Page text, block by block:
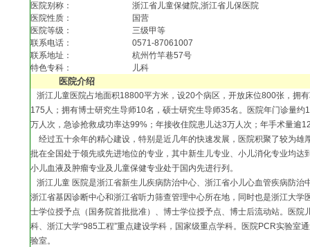
医院别称：
浙江省儿童保健院,浙江省儿保医院
医院性质：
国营
医院等级：
三级甲等
联系电话：
0571-87061007
联系地址：
杭州竹竿巷57号
特色专科：
儿科
医院介绍
浙江儿童医院占地面积18800平方米，设20个病区，开放床位800张，拥
175人；拥有博士研究生导师10名，硕士研究生导师35名。医院年门诊量约
万人次，急诊抢救成功率达99%；年接收住院患儿达3万人次；年手术量逾
经过五十余年的精心建设，特别是近几年的快速发展，医院积聚了较为雄
批在全国处于领先或先进地位的专业，其中新生儿专业、小儿消化专业均达
小儿血液及肿瘤专业及儿童保健专业处于国内先进行列。
浙江儿童 医院是浙江省新生儿疾病防治中心、浙江省小儿心血管疾病防治
浙江省基因诊断中心和浙江省听力筛查管理中心所在地，同时也是浙江大学
士学位授予点（国务院首批批准）、博士学位授予点、博士后流动站。医院
科、浙江大学“985工程”重点建设学科，国家级重点学科。医院PCR实验室
验室。